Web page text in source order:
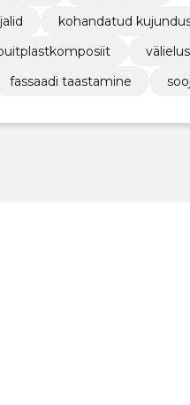
kohandatud
fassaadi taastamine